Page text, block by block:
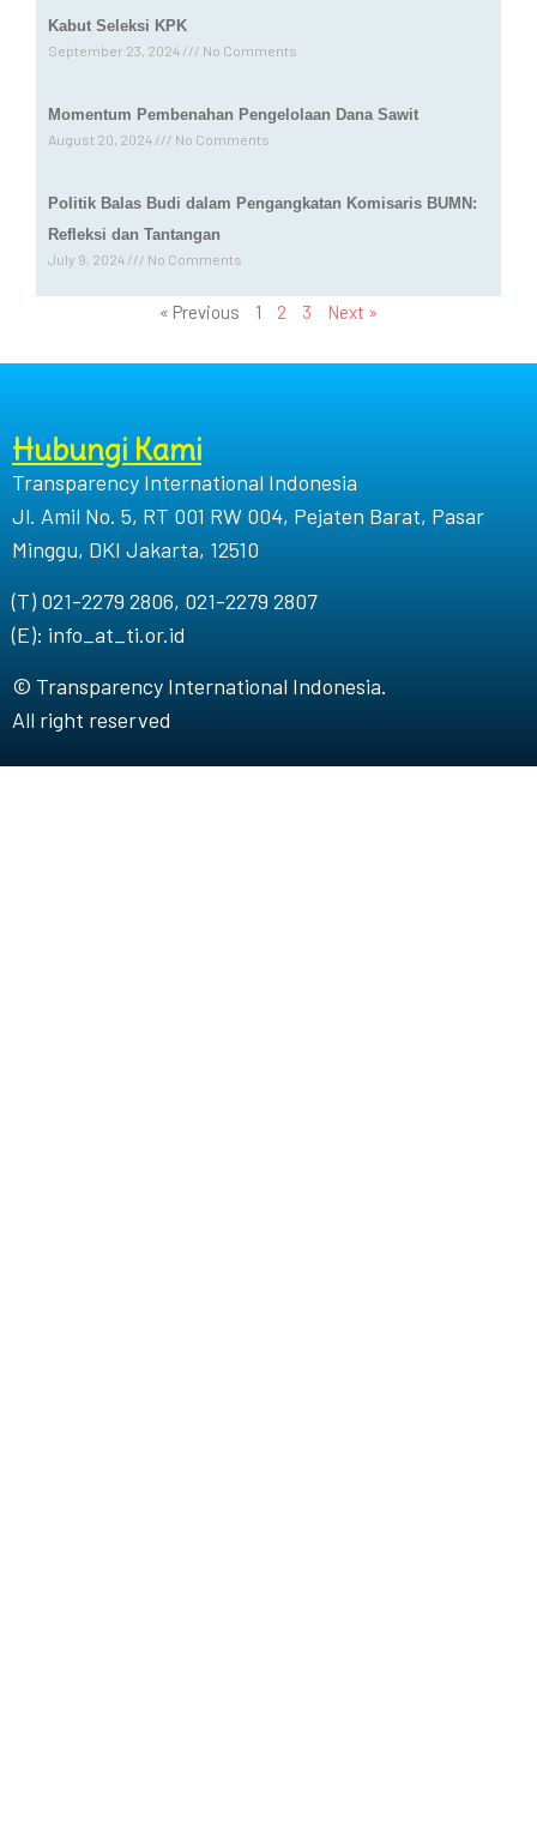
Kabut Seleksi KPK
September 23, 2024 No Comments
Momentum Pembenahan Pengelolaan Dana Sawit
August 20, 2024 No Comments
Politik Balas Budi dalam Pengangkatan Komisaris BUMN:
Refleksi dan Tantangan
July 9, 2024 No Comments
« Previous 1 2 3 Next »
Hubungi Kami
Transparency International Indonesia
Jl. Amil No. 5, RT 001 RW 004, Pejaten Barat, Pasar
Minggu, DKI Jakarta, 12510
(T) 021-2279 2806, 021-2279 2807
(E): info_at_ti.or.id
© Transparency International Indonesia.
All right reserved